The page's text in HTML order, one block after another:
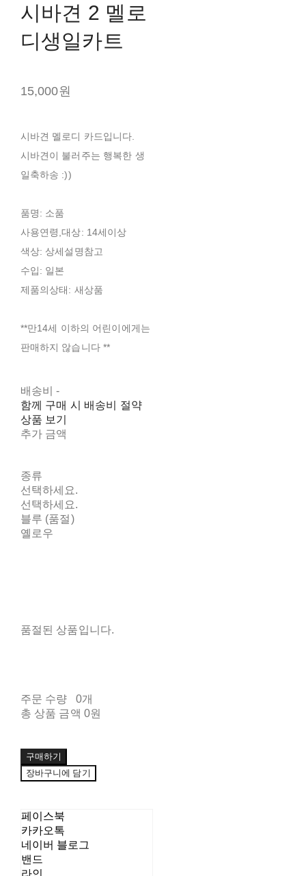
시바견 2 멜로
디생일카트
15,000원
시바견 멜로디 카드입니다.
시바견이 불러주는 행복한 생
일축하송 :))
품명: 소품
사용연령,대상: 14세이상
색상: 상세설명참고
수입: 일본
제품의상태: 새상품
**만14세 이하의 어린이에게는
판매하지 않습니다 **
배송비-
함께 구매 시 배송비 절약
상품 보기
추가 금액
종류
선택하세요.
선택하세요.
블루 (품절)
옐로우
품절된 상품입니다.
주문 수량
0개
총 상품 금액 0원
구매하기
장바구니에 담기
페이스북
카카오톡
네이버 블로그
밴드
라인